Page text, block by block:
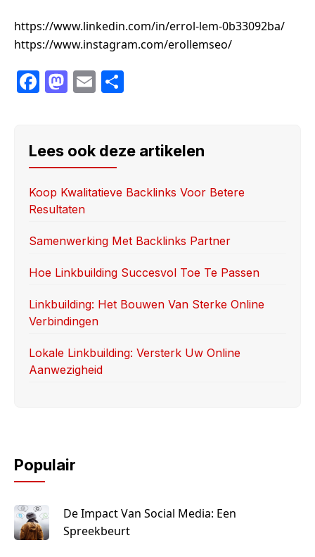
https://www.linkedin.com/in/errol-lem-0b33092ba/
https://www.instagram.com/erollemseo/
F
e
b
o
o
k
M
o
d
o
n
E
e
Lees ook deze artikelen
Koop Kwalitatieve Backlinks Voor Betere
Resultaten
Samenwerking Met Backlinks Partner
Hoe Linkbuilding Succesvol Toe Te Passen
Linkbuilding: Het Bouwen Van Sterke Online
Verbindingen
Lokale Linkbuilding: Versterk Uw Online
Aanwezigheid
Populair
De Impact Van Social Media: Een
Spreekbeurt